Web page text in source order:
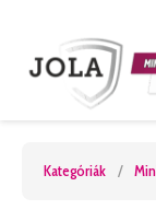
Kategóriák /